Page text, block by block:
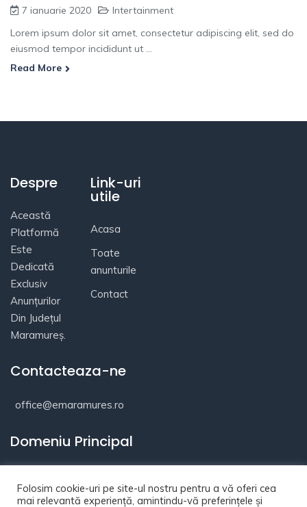
7 ianuarie 2020
Intertainment
Lorem ipsum dolor sit amet, consectetur adipiscing elit, sed do
eiusmod tempor incididunt ut ...
Read More
Despre
Această
Platformă
Este
Dedicată
Exclusiv
Anunțurilor
Din Județul
Maramureș.
Link-uri
utile
Acasa
Toate
anunturile
Contact
Contacteaza-ne
office@emaramures.ro
Domeniu Principal
Folosim cookie-uri pe site-ul nostru pentru a vă oferi cea
mai relevantă experiență, amintindu-vă preferințele și